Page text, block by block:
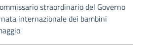
straordinario del Governo
internazionale dei bambini